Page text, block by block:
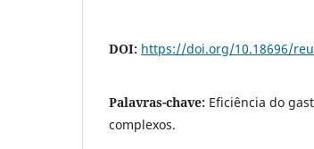
DOI: https://doi.org/10.18696/
Palavras-chave: Eficiência do
complexos.